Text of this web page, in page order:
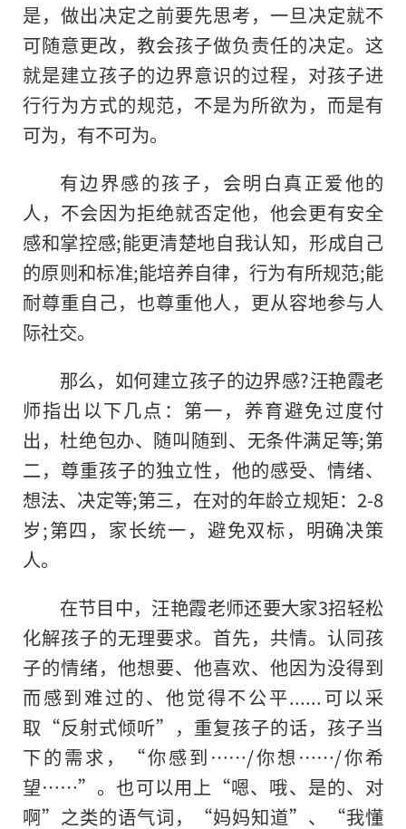
是，做出决定之前要先思考，一旦决定就不
可随意更改，教会孩子做负责任的决定。这
就是建立孩子的边界意识的过程，对孩子进
行行为方式的规范，不是为所欲为，而是有
可为，有不可为。
有边界感的孩子，会明白真正爱他的
人，不会因为拒绝就否定他，他会更有安全
感和掌控感;能更清楚地自我认知，形成自己
的原则和标准;能培养自律，行为有所规范;能
耐尊重自己，也尊重他人，更从容地参与人
际社交。
那么，如何建立孩子的边界感?汪艳霞老
师指出以下几点：第一，养育避免过度付
出，杜绝包办、随叫随到、无条件满足等;第
二，尊重孩子的独立性，他的感受、情绪、
想法、决定等;第三，在对的年龄立规矩：2-8
岁;第四，家长统一，避免双标，明确决策
人。
在节目中，汪艳霞老师还要大家3招轻松
化解孩子的无理要求。首先，共情。认同孩
子的情绪，他想要、他喜欢、他因为没得到
而感到难过的、他觉得不公平......可以采
取“反射式倾听”，重复孩子的话，孩子当
下的需求，“你感到……/你想……/你希
望……”。也可以用上“嗯、哦、是的、对
啊”之类的语气词，“妈妈知道”、“我懂